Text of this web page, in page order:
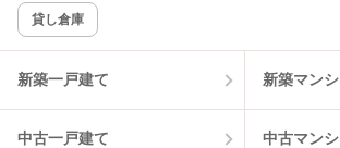
該当件数:
物件
貸し倉庫
新築一戸建て 新築マン
中古一戸建て 中古マン